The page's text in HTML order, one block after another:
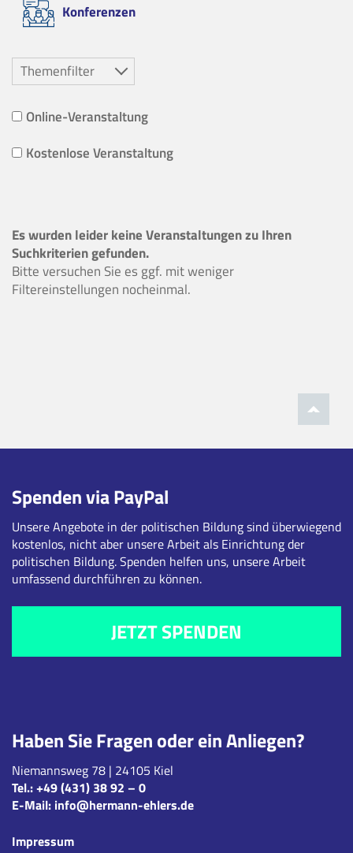
Konferenzen
Themenfilter
Online-Veranstaltung
Kostenlose Veranstaltung
Es wurden leider keine Veranstaltungen zu Ihren
Suchkriterien gefunden.
Bitte versuchen Sie es ggf. mit weniger
Filtereinstellungen nocheinmal.
Haben Sie Fragen oder ein Anliegen?
Niemannsweg 78 | 24105 Kiel
Tel.:+49 (431) 38 92 – 0
E-Mail: info@hermann-ehlers.de
Impressum
Spenden via PayPal
Unsere Angebote in der politischen Bildung sind überwiegend
kostenlos, nicht aber unsere Arbeit als Einrichtung der
politischen Bildung. Spenden helfen uns, unsere Arbeit
umfassend durchführen zu können.
JETZT SPENDEN